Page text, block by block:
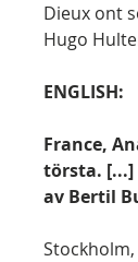
Dieux ont
Hugo
ENGLISH:
France,
törsta.
av Bertil